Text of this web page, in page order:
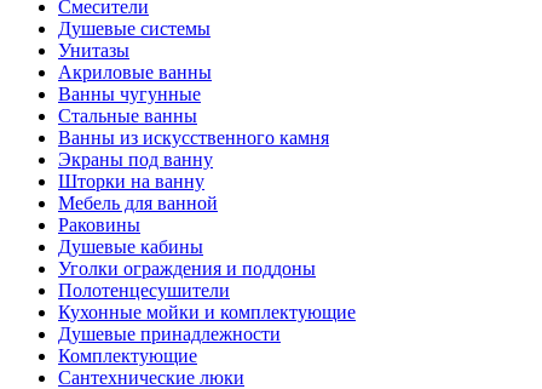
Смесители
Душевые системы
Унитазы
Акриловые ванны
Ванны чугунные
Стальные ванны
Ванны из искусственного камня
Экраны под ванну
Шторки на ванну
Мебель для ванной
Раковины
Душевые кабины
Уголки ограждения и поддоны
Полотенцесушители
Кухонные мойки и комплектующие
Душевые принадлежности
Комплектующие
Сантехнические люки